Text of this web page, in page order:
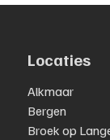
Locaties
Alkmaar
Bergen
Broek op